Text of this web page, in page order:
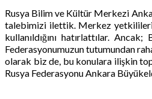
Rusya Bilim ve Kültür Merkezi
talebimizi ilettik. Merkez yetkilileri;
kullanıldığını hatırlattılar.
Federasyonumuzun tutumundan
olarak biz de, bu konulara ilişkin
Rusya Federasyonu Ankara